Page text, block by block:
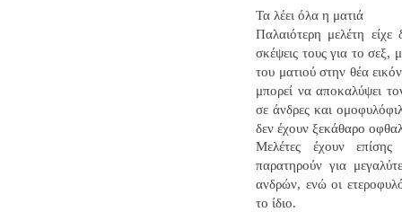
Τα λέει όλα η ματιά
Παλαιότερη μελέτη είχε
σκέψεις τους για το
του ματιού στην θέα
μπορεί να αποκαλύψει
σε άνδρες και
δεν έχουν ξεκάθαρο
Μελέτες έχουν επίσης
παρατηρούν για
ανδρών, ενώ οι
το ίδιο.